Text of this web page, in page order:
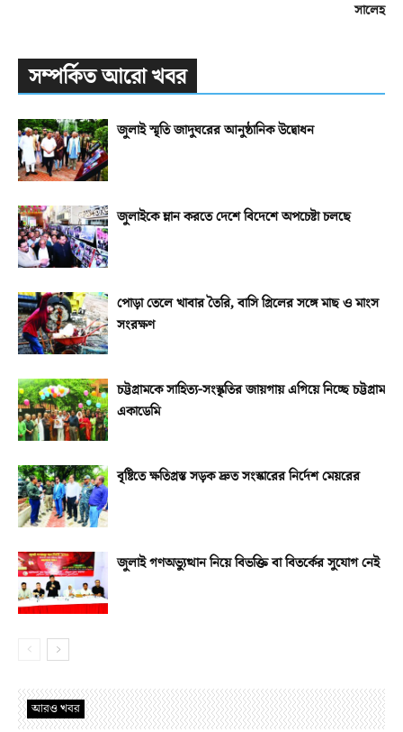
সালেহ
সম্পর্কিত আরো খবর
জুলাই স্মৃতি জাদুঘরের আনুষ্ঠানিক উদ্বোধন
জুলাইকে ম্লান করতে দেশে বিদেশে অপচেষ্টা চলছে
পোড়া তেলে খাবার তৈরি, বাসি গ্রিলের সঙ্গে মাছ ও মাংস
সংরক্ষণ
চট্টগ্রামকে সাহিত্য-সংস্কৃতির জায়গায় এগিয়ে নিচ্ছে চট্টগ্রাম
একাডেমি
বৃষ্টিতে ক্ষতিগ্রস্ত সড়ক দ্রুত সংস্কারের নির্দেশ মেয়রের
জুলাই গণঅভ্যুত্থান নিয়ে বিভক্তি বা বিতর্কের সুযোগ নেই
আরও খবর